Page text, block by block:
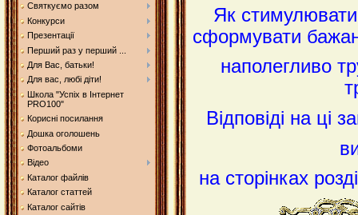
Святкуємо разом
Конкурси
Презентації
Перший раз у перший ...
Для Вас, батьки!
Для вас, любі діти!
Школа "Успіх в Інтернет
PRO100"
Корисні посилання
Дошка оголошень
Фотоальбоми
Відео
Каталог файлів
Каталог статтей
Каталог сайтів
Як стимулювати
сформувати
наполегливо
Відповіді на ці
на сторінках